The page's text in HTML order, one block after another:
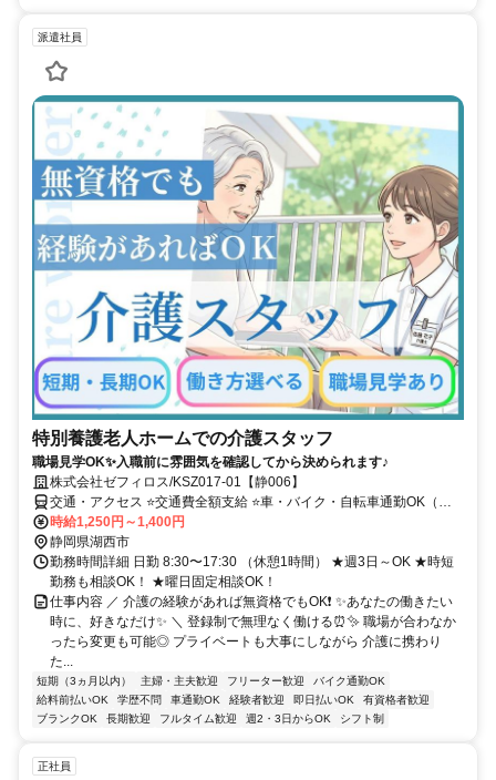
派遣社員
特別養護老人ホームでの介護スタッフ
職場見学OK✨入職前に雰囲気を確認してから決められます♪
株式会社ゼフィロス/KSZ017-01【静006】
交通・アクセス ⭐交通費全額支給 ⭐車・バイク・自転車通勤OK（ガ
ソリン代支給） ⭐お給料即払いOK♪
時給1,250円～1,400円
静岡県湖西市
勤務時間詳細 日勤 8:30〜17:30 （休憩1時間） ★週3日～OK ★時短
勤務も相談OK！ ★曜日固定相談OK！
仕事内容 ／ 介護の経験があれば無資格でもOK❗ ✨あなたの働きたい
時に、好きなだけ✨ ＼ 登録制で無理なく働ける⏰✨ 職場が合わなか
ったら変更も可能◎ プライベートも大事にしながら 介護に携わり
た...
短期（3ヵ月以内） 主婦・主夫歓迎 フリーター歓迎
バイク通勤OK
給料前払いOK
学歴不問 車通勤OK 経験者歓迎 即日払いOK
有資格者歓迎
ブランクOK
長期歓迎 フルタイム歓迎 週2・3日からOK シフト制
正社員